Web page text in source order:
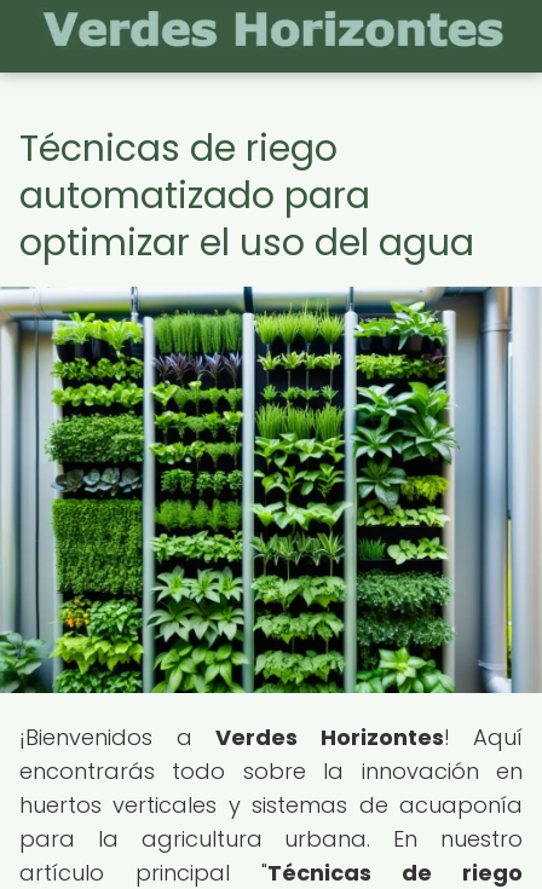
Técnicas de riego
automatizado para
optimizar el uso del agua
¡Bienvenidos a Verdes Horizontes! Aquí
encontrarás todo sobre la innovación en
huertos verticales y sistemas de acuaponía
para la agricultura urbana. En nuestro
artículo principal "Técnicas de riego